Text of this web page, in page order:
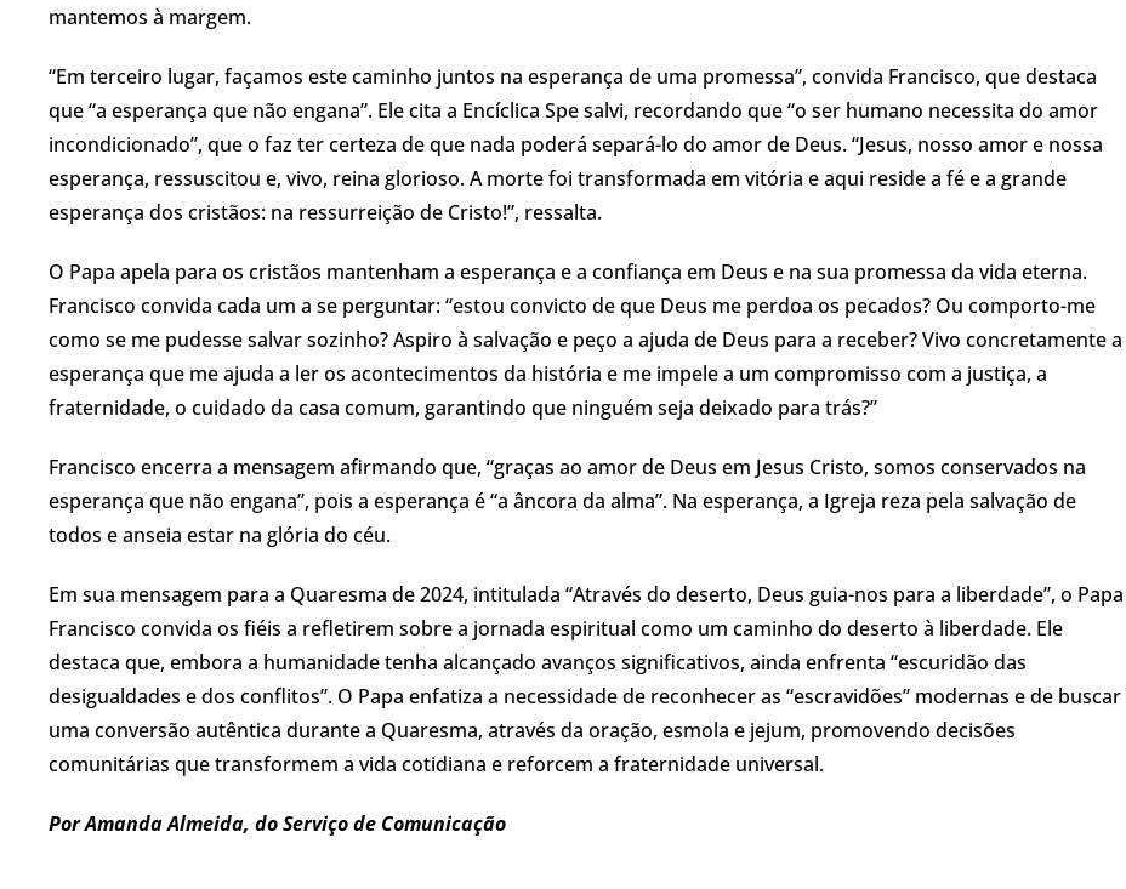
mantemos à margem.
“Em terceiro lugar, façamos este caminho juntos na esperança de uma promessa”, convida Francisco, que destaca
que “a esperança que não engana”. Ele cita a Encíclica Spe salvi, recordando que “o ser humano necessita do amor
incondicionado”, que o faz ter certeza de que nada poderá separá-lo do amor de Deus. “Jesus, nosso amor e nossa
esperança, ressuscitou e, vivo, reina glorioso. A morte foi transformada em vitória e aqui reside a fé e a grande
esperança dos cristãos: na ressurreição de Cristo!”, ressalta.
O Papa apela para os cristãos mantenham a esperança e a confiança em Deus e na sua promessa da vida eterna.
Francisco convida cada um a se perguntar: “estou convicto de que Deus me perdoa os pecados? Ou comporto-me
como se me pudesse salvar sozinho? Aspiro à salvação e peço a ajuda de Deus para a receber? Vivo concretamente a
esperança que me ajuda a ler os acontecimentos da história e me impele a um compromisso com a justiça, a
fraternidade, o cuidado da casa comum, garantindo que ninguém seja deixado para trás?”
Francisco encerra a mensagem afirmando que, “graças ao amor de Deus em Jesus Cristo, somos conservados na
esperança que não engana”, pois a esperança é “a âncora da alma”. Na esperança, a Igreja reza pela salvação de
todos e anseia estar na glória do céu.
Em sua mensagem para a Quaresma de 2024, intitulada “Através do deserto, Deus guia-nos para a liberdade”, o Papa
Francisco convida os fiéis a refletirem sobre a jornada espiritual como um caminho do deserto à liberdade. Ele
destaca que, embora a humanidade tenha alcançado avanços significativos, ainda enfrenta “escuridão das
desigualdades e dos conflitos”. O Papa enfatiza a necessidade de reconhecer as “escravidões” modernas e de buscar
uma conversão autêntica durante a Quaresma, através da oração, esmola e jejum, promovendo decisões
comunitárias que transformem a vida cotidiana e reforcem a fraternidade universal.
Por Amanda Almeida, do Serviço de Comunicação